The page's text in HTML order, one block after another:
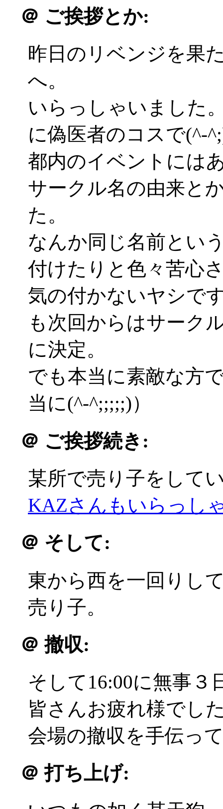
＠ ご挨拶とか:
昨日のリベンジを果
へ。
いらっしゃいました
に偽医者のコスで(^-
都内のイベントには
サークル名の由来と
た。
なんか同じ名前とい
付けたりと色々苦心
気の付かないヤシで
も次回からはサーク
に決定。
でも本当に素敵な方
当に(^-^;;;;;)）
＠ ご挨拶続き:
某所で売り子をして
KAZさんもいらっし
＠ そして:
東から西を一回りし
売り子。
＠ 撤収:
そして16:00に無事３
皆さんお疲れ様でし
会場の撤収を手伝っ
＠ 打ち上げ: